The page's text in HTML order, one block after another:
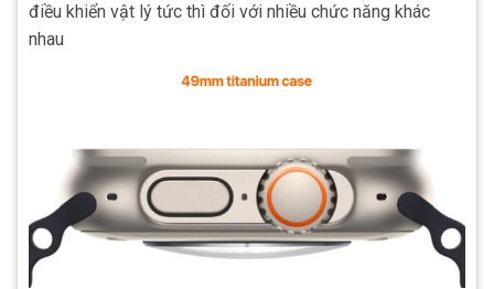
điều khiển vật lý tức thì đối với nhiều chức năng khác
nhau